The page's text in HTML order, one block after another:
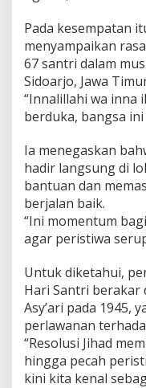
Pada kesempatan
menyampaikan
67 santri dalam
Sidoarjo, Jawa
“Innalillahi wa inna
berduka, bangsa
Ia menegaskan
hadir langsung di
bantuan dan
berjalan baik.
“Ini momentum
agar peristiwa
Untuk diketahui,
Hari Santri berakar
Asy’ari pada 1945,
perlawanan
“Resolusi Jihad
hingga pecah
kini kita kenal